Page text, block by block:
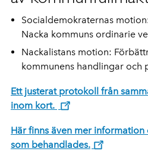
Socialdemokraternas
Nacka kommuns ordinarie
Nackalistans motion:
kommunens handlingar och
Ett justerat protokoll från
inom kort.
Här finns även mer
som behandlades.